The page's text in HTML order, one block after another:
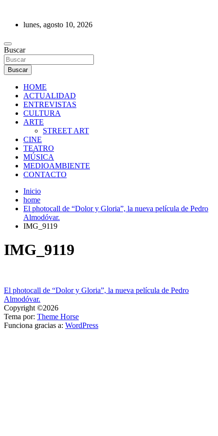
contenidolunes, agosto 10, 2026
REVISTA DE PRENSA
Buscar
Buscar
HOME
ACTUALIDAD
ENTREVISTAS
CULTURA
ARTE
STREET ART
CINE
TEATRO
MÚSICA
MEDIOAMBIENTE
CONTACTO
Inicio
home
El photocall de “Dolor y Gloria”, la nueva película de Pedro
Almodóvar.
IMG_9119
IMG_9119
Navegación
de
entradas
El photocall de “Dolor y Gloria”, la nueva película de Pedro
Almodóvar.
Copyright ©2026
Tema por: Theme Horse
Funciona gracias a: WordPress